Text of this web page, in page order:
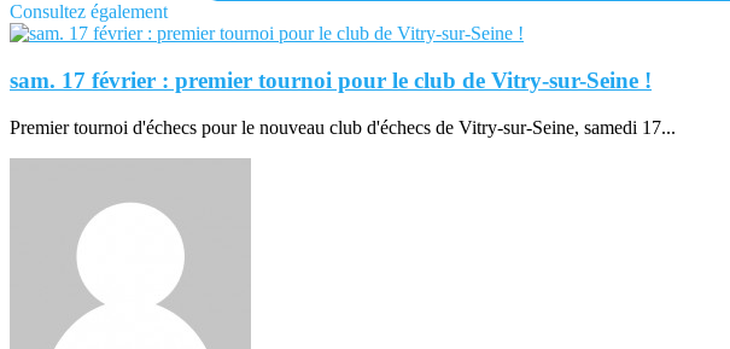
Consultez également
sam. 17 février : premier tournoi pour le club de Vitry-sur-Seine !
Premier tournoi d'échecs pour le nouveau club d'échecs de Vitry-sur-Seine, samedi 17...